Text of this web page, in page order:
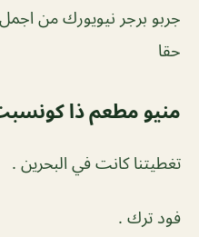
جربو برجر نيويورك من
حقا
منيو مطعم ذا
تغطيتنا كانت في البحرين .
فود ترك .